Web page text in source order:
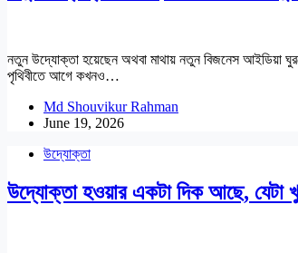
নতুন উদ্যোক্তা হয়েছেন অথবা মাথায় নতুন বিজনেস আইডিয়া
পৃথিবীতে আগে কখনও…
Md Shouvikur Rahman
June 19, 2026
উদ্যোক্তা
উদ্যোক্তা হওয়ার একটা দিক আছে, যেটা